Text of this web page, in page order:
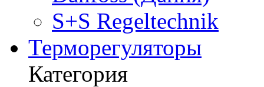
S+S Regeltechnik
Терморегуляторы
Категория